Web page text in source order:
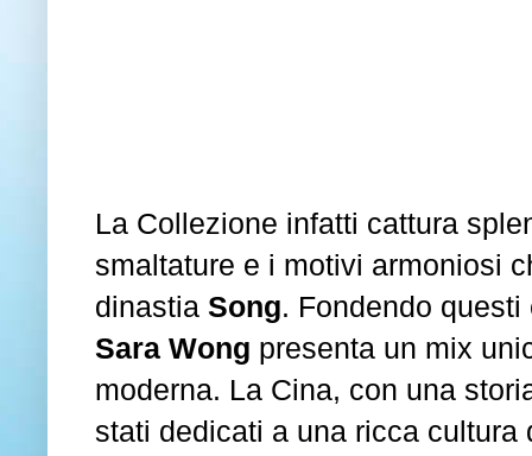
La Collezione infatti cattura
smaltature e i motivi armoniosi
dinastia Song. Fondendo
Sara Wong presenta un mix
moderna. La Cina, con una
stati dedicati a una ricca